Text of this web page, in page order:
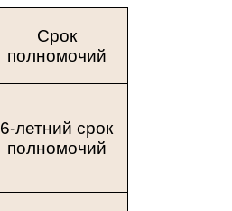
Срок
полномочий
6-летний срок
полномочий